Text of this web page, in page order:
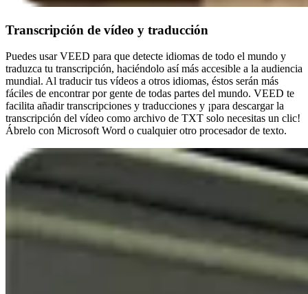
Transcripción de vídeo y traducción
Puedes usar VEED para que detecte idiomas de todo el mundo y
traduzca tu transcripción, haciéndolo así más accesible a la audiencia
mundial. Al traducir tus vídeos a otros idiomas, éstos serán más
fáciles de encontrar por gente de todas partes del mundo. VEED te
facilita añadir transcripciones y traducciones y ¡para descargar la
transcripción del vídeo como archivo de TXT solo necesitas un clic!
Ábrelo con Microsoft Word o cualquier otro procesador de texto.